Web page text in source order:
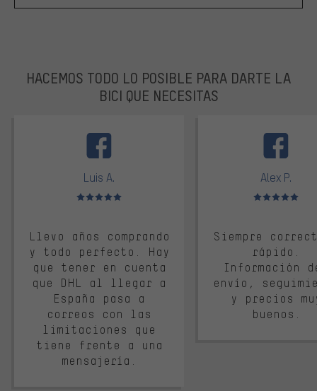
HACEMOS TODO LO POSIBLE PARA DARTE LA
BICI QUE NECESITAS
Luis A.
Valoración media: 5 de 5
Llevo años comprando
y todo perfecto. Hay
que tener en cuenta
que DHL al llegar a
España pasa a
correos con las
limitaciones que
tiene frente a una
mensajería.
Alex P.
Valoración
Siempre
rápido.
Información
envío,
y precios
buenos.